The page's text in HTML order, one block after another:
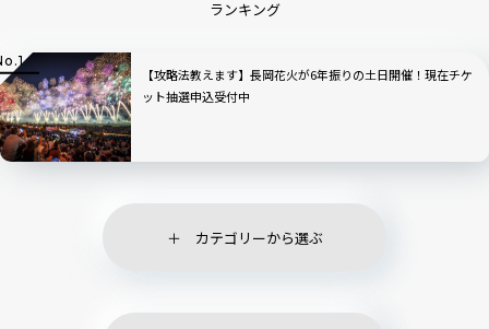
ランキング
【攻略法教えます】長岡花火が6年振りの土日開催！現在チケ
ット抽選申込受付中
カテゴリーから選ぶ